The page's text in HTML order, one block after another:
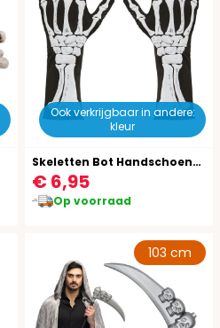
Ook verkrijgbaar in andere:
kleur
Skeletten Bot Handschoenen One-Size-Volwassenen
€ 6,95
Op voorraad
103 cm